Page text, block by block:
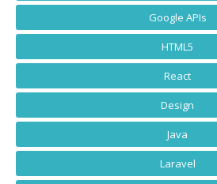
Google APIs
HTML5
React
Design
Java
Laravel